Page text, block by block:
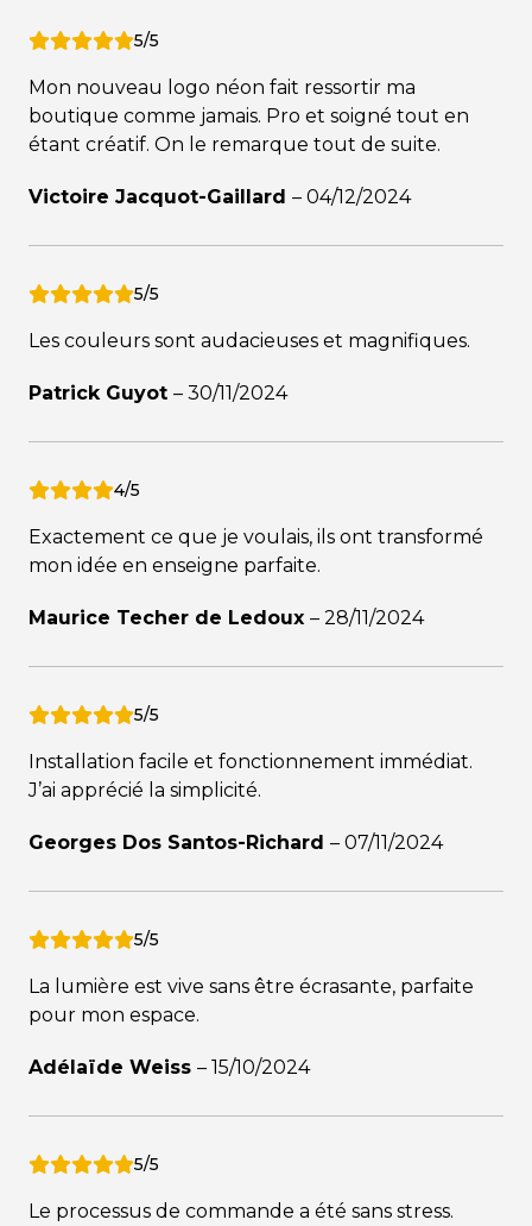
5/5
Mon nouveau logo néon fait ressortir ma
boutique comme jamais. Pro et soigné tout en
étant créatif. On le remarque tout de suite.
Victoire Jacquot-Gaillard – 04/12/2024
5/5
Les couleurs sont audacieuses et magnifiques.
Patrick Guyot – 30/11/2024
4/5
Exactement ce que je voulais, ils ont transformé
mon idée en enseigne parfaite.
Maurice Techer de Ledoux – 28/11/2024
5/5
Installation facile et fonctionnement immédiat.
J’ai apprécié la simplicité.
Georges Dos Santos-Richard – 07/11/2024
5/5
La lumière est vive sans être écrasante, parfaite
pour mon espace.
Adélaïde Weiss – 15/10/2024
5/5
Le processus de commande a été sans stress.